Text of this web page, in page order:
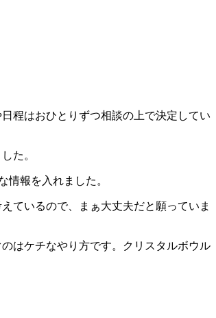
程はおひとりずつ相談の上で決定してい
た。
情報を入れました。
ているので、まぁ大丈夫だと願っていま
はケチなやり方です。クリスタルボウル